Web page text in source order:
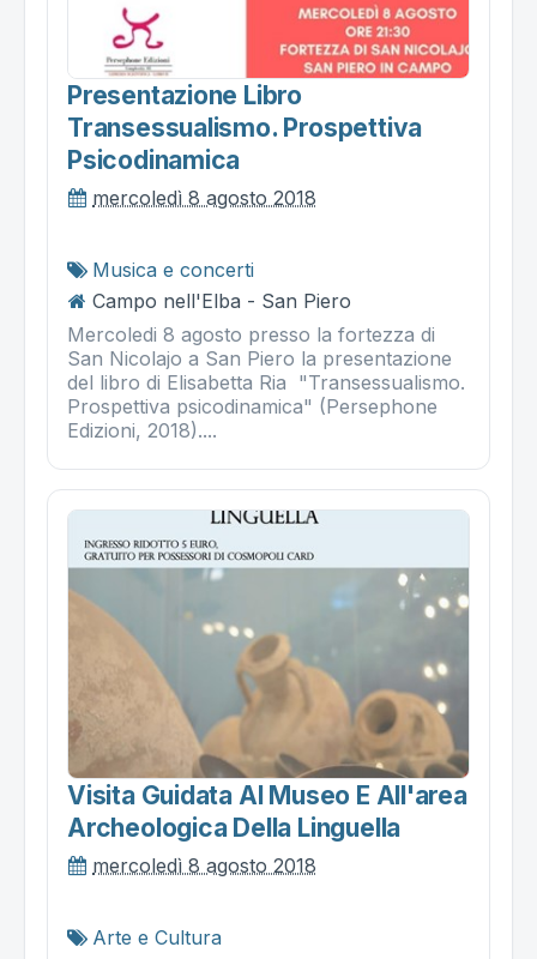
Presentazione Libro
Transessualismo. Prospettiva
Psicodinamica
mercoledì 8 agosto 2018
Musica e concerti
Campo nell'Elba - San Piero
Mercoledi 8 agosto presso la fortezza di
San Nicolajo a San Piero la presentazione
del libro di Elisabetta Ria "Transessualismo.
Prospettiva psicodinamica" (Persephone
Edizioni, 2018)....
Visita Guidata Al Museo E All'area
Archeologica Della Linguella
mercoledì 8 agosto 2018
Arte e Cultura